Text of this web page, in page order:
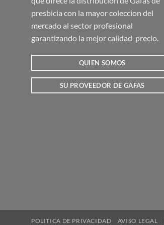
se
pueden
elegir
en
página
producto
presbicia con la mayor coleccion del
mercado al sector profesional
garantizando la mejor calidad-precio.
QUIEN SOMOS
SU PROVEEDOR DE GAFAS
POLITICA DE PRIVACIDAD AVISO LEGAL